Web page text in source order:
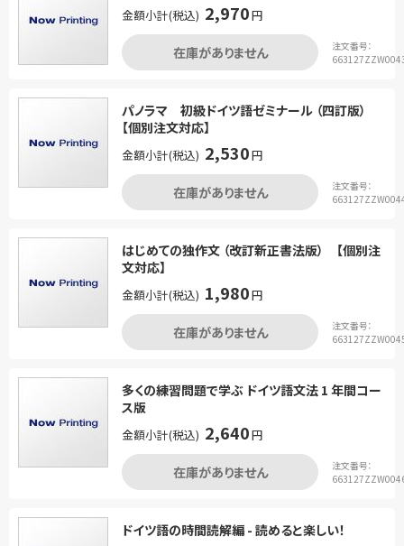
金額小計(税込) 2,970円
在庫がありません
注文番号：
パノラマ 初級ドイツ語ゼミナール （四訂版）
【個別注文対応】
金額小計(税込) 2,530円
在庫がありません
注文番号：
はじめての独作文 （改訂新正書法版） 【個別注
文対応】
金額小計(税込) 1,980円
在庫がありません
注文番号：
多くの練習問題で学ぶ ドイツ語文法 1 年間コー
ス版
金額小計(税込) 2,640円
在庫がありません
注文番号：
ドイツ語の時間読解編 - 読めると楽しい！